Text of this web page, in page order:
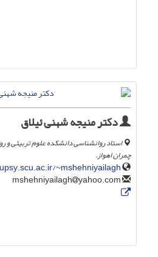
دکتر منیجه شهنی ئیلاق
استاد روانشناسی دانشکده علوم تربیتی و
چمران اهواز.
~mshehniyailagh
yahoo.com